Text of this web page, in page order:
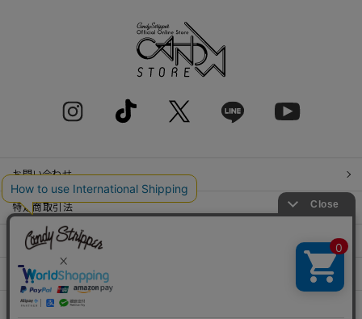
お問い合わせ
特定商取引法
プライバシーポリシー
SHOP LIST
RECRUIT